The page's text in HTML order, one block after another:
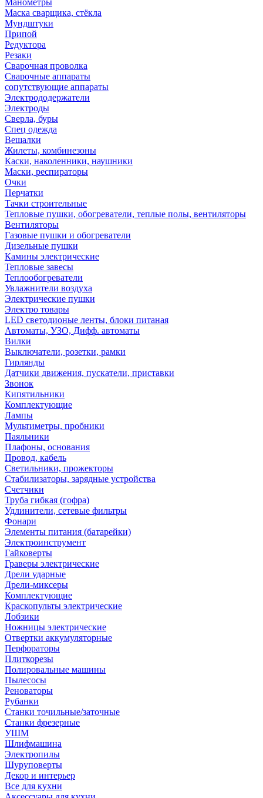
Манометры
Маска сварщика, стёкла
Мундштуки
Припой
Редуктора
Резаки
Сварочная проволка
Сварочные аппараты
сопутствующие аппараты
Электрододержатели
Электроды
Сверла, буры
Спец одежда
Вешалки
Жилеты, комбинезоны
Каски, наколенники, наушники
Маски, респираторы
Очки
Перчатки
Тачки строительные
Тепловые пушки, обогреватели, теплые полы, вентиляторы
Вентиляторы
Газовые пушки и обогреватели
Дизельные пушки
Камины электрические
Тепловые завесы
Теплообогреватели
Увлажнители воздуха
Электрические пушки
Электро товары
LED светодионые ленты, блоки питаная
Автоматы, УЗО, Дифф. автоматы
Вилки
Выключатели, розетки, рамки
Гирлянды
Датчики движения, пускатели, приставки
Звонок
Кипятильники
Комплектующие
Лампы
Мультиметры, пробники
Паяльники
Плафоны, основания
Провод, кабель
Светильники, прожекторы
Стабилизаторы, зарядные устройства
Счетчики
Труба гибкая (гофра)
Удлинители, сетевые фильтры
Фонари
Элементы питания (батарейки)
Электроинструмент
Гайковерты
Граверы электрические
Дрели ударные
Дрели-миксеры
Комплектующие
Краскопульты электрические
Лобзики
Ножницы электрические
Отвертки аккумуляторные
Перфораторы
Плиткорезы
Полировальные машины
Пылесосы
Реноваторы
Рубанки
Станки точильные/заточные
Станки фрезерные
УШМ
Шлифмашина
Электропилы
Шуруповерты
Декор и интерьер
Все для кухни